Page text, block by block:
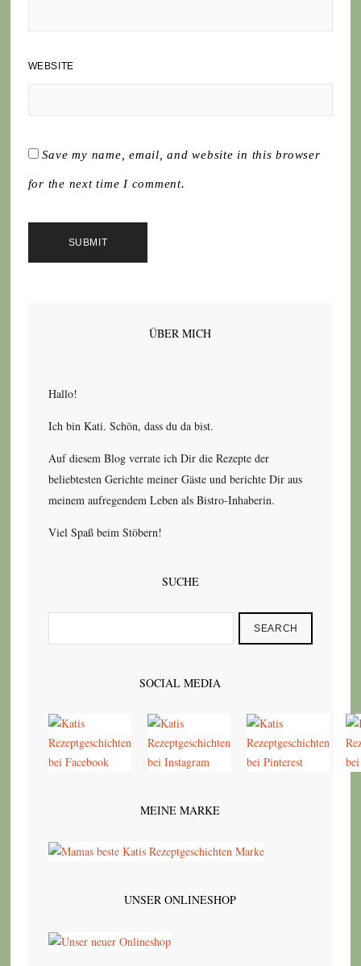
WEBSITE
Save my name, email, and website in this browser
for the next time I comment.
ÜBER MICH
Hallo!
Ich bin Kati. Schön, dass du da bist.
Auf diesem Blog verrate ich Dir die Rezepte der
beliebtesten Gerichte meiner Gäste und berichte Dir aus
meinem aufregendem Leben als Bistro-Inhaberin.
Viel Spaß beim Stöbern!
SUCHE
SEARCH
SOCIAL MEDIA
MEINE MARKE
UNSER ONLINESHOP